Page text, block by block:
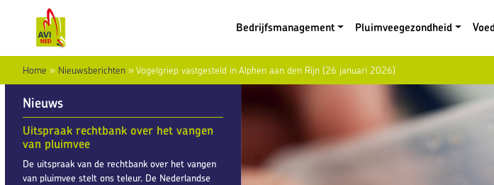
Bedrijfsmanagement
Pluimveegezondheid
Home » Nieuwsberichten »Vogelgriep vastgesteld in Alphen aan den Rijn (26 januari 2026)
Nieuws
Uitspraak rechtbank over het vangen
van pluimvee
De uitspraak van de rechtbank over het vangen
van pluimvee stelt ons teleur. De Nederlandse